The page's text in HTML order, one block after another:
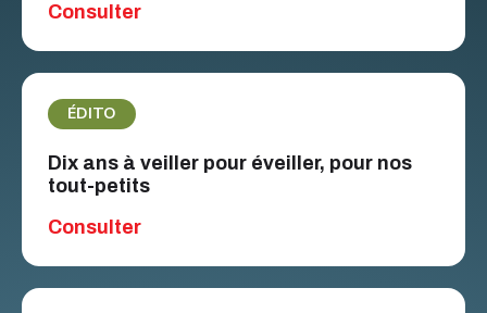
Consulter
ÉDITO
Dix ans à veiller pour éveiller, pour nos
tout-petits
Consulter